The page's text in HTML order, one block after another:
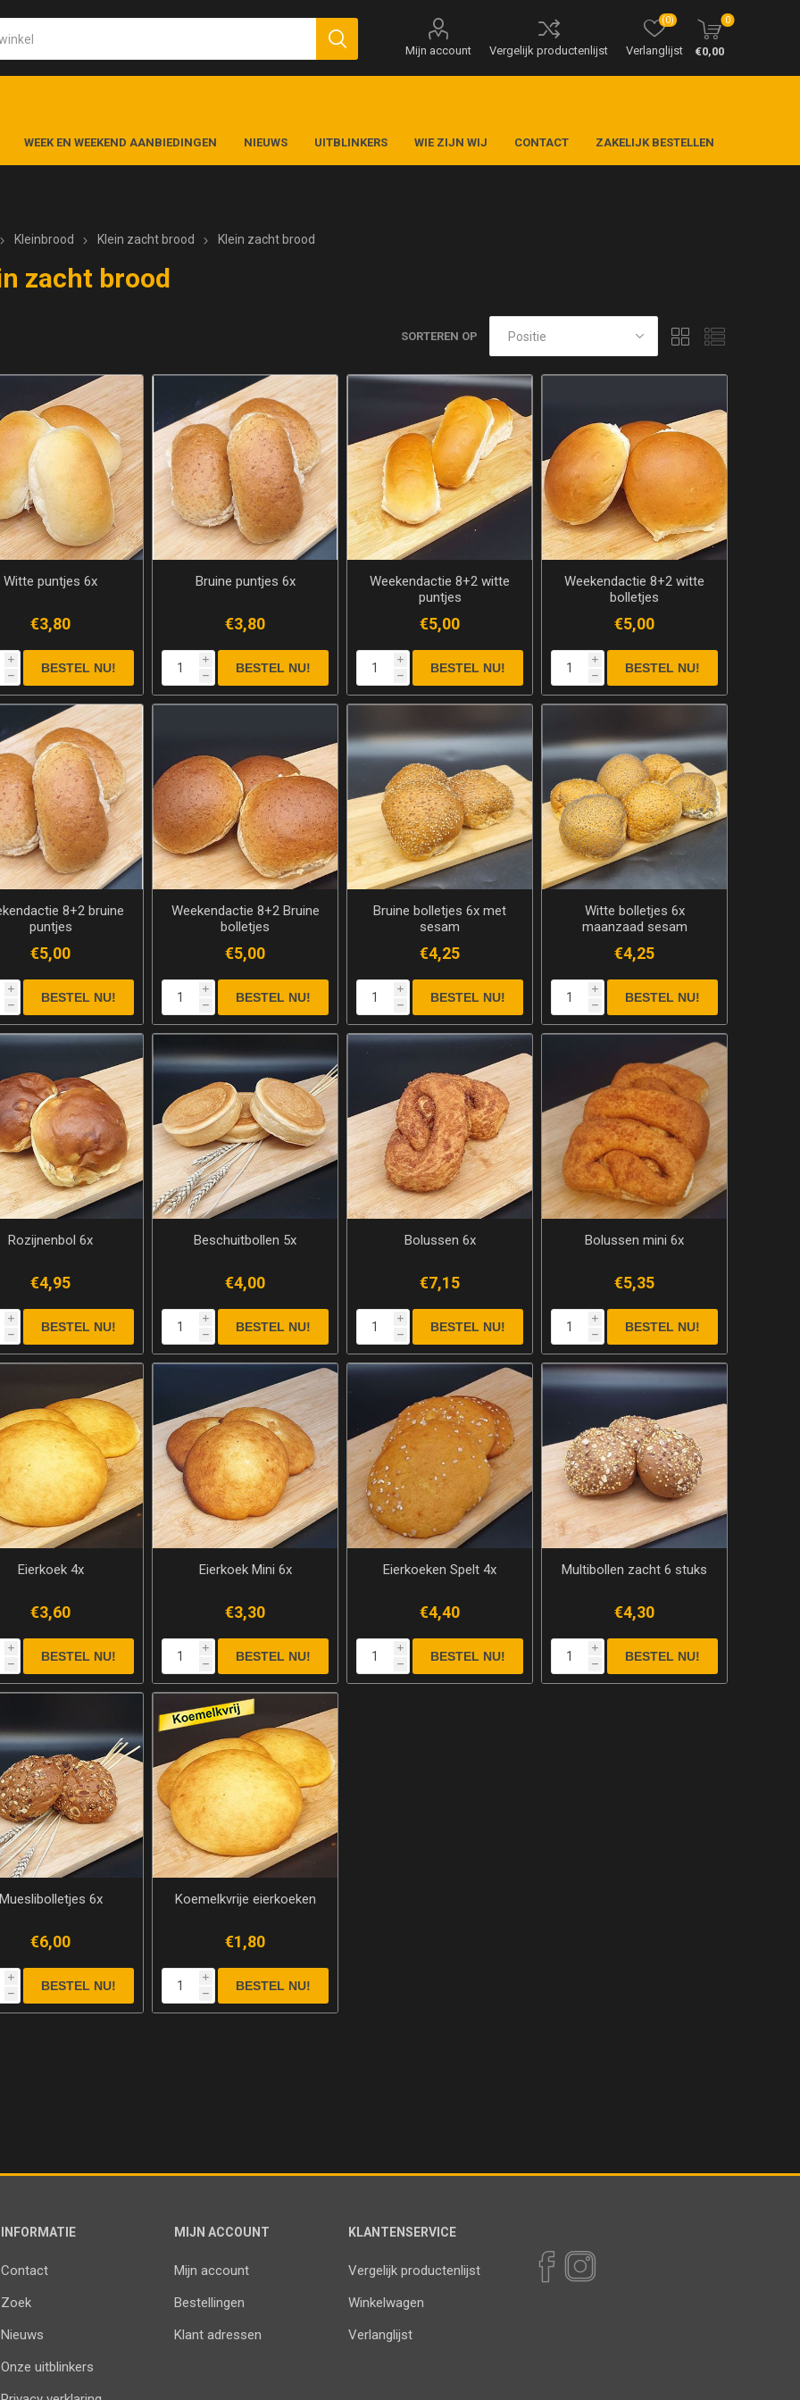
Mijn account Vergelijk productenlijst Verlanglijst
(0) 0
€0,00
WEEK EN WEEKEND AANBIEDINGEN NIEUWS UITBLINKERS WIE ZIJN WIJ CONTACT ZAKELIJK BESTELLEN
Kleinbrood Klein zacht brood Klein zacht brood
zacht brood
SORTEREN OP
Witte puntjes 6x
€3,80
i
h
Bruine puntjes 6x
€3,80
i
h
Weekendactie 8+2 witte
puntjes
€5,00
i
h
Weekendactie 8+2 witte
bolletjes
€5,00
i
h
8+2 bruine
puntjes
€5,00
i
h
Weekendactie 8+2 Bruine
bolletjes
€5,00
i
h
Bruine bolletjes 6x met
sesam
€4,25
i
h
Witte bolletjes 6x
maanzaad sesam
€4,25
i
h
Rozijnenbol 6x
€4,95
i
h
Beschuitbollen 5x
€4,00
i
h
Bolussen 6x
€7,15
i
h
Bolussen mini 6x
€5,35
i
h
Eierkoek 4x
€3,60
i
h
Eierkoek Mini 6x
€3,30
i
h
Eierkoeken Spelt 4x
€4,40
i
h
Multibollen zacht 6 stuks
€4,30
i
h
6x
€6,00
i
h
Koemelkvrije eierkoeken
€1,80
i
h
INFORMATIE
Contact
Zoek
Nieuws
Onze uitblinkers
MIJN ACCOUNT
Mijn account
Bestellingen
Klant adressen
KLANTENSERVICE
Vergelijk productenlijst
Winkelwagen
Verlanglijst